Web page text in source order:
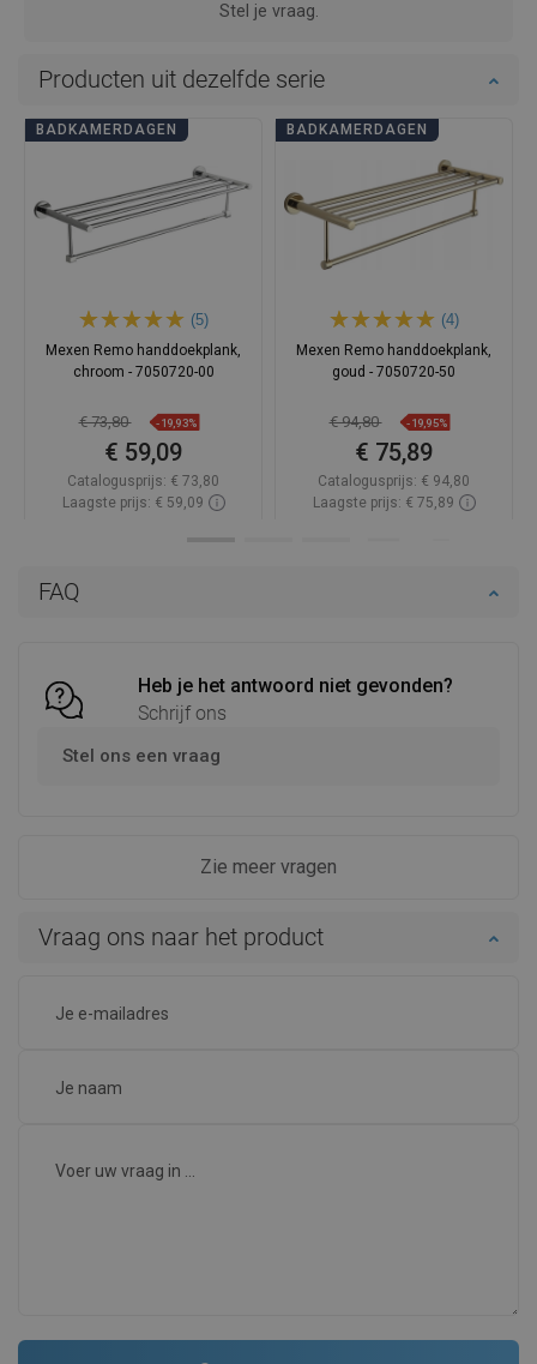
FAQ
Heb je het antwoord niet gevonden?
Schrijf ons
Stel ons een vraag
Zie meer vragen
Stel je vraag.
Vraag ons naar het product
Producten uit dezelfde serie
BADKAMERDAGEN
(5)
Mexen Remo handdoekplank,
chroom - 7050720-00
€ 73,80 -19,93%
€ 59,09
Catalogusprijs: € 73,80
Laagste prijs: € 59,09
BADKAMERDAGEN
(4)
Mexen Remo handdoekplank,
goud - 7050720-50
€ 94,80 -19,95%
€ 75,89
Catalogusprijs: € 94,80
Laagste prijs: € 75,89